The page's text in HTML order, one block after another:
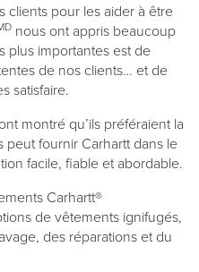
clients pour les aider à être
nous ont appris beaucoup
plus importantes est de
de nos clients… et de
satisfaire.
montré qu’ils préféraient la
peut fournir Carhartt dans le
facile, fiable et abordable.
Carhartt®
de vêtements ignifugés,
des réparations et du